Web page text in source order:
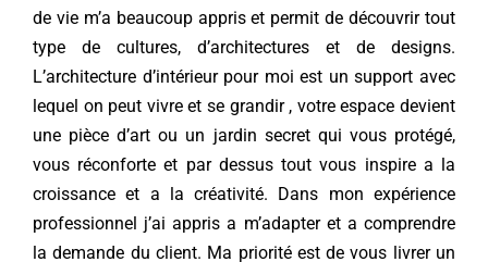
de vie m’a beaucoup appris et permit de découvrir tout
type de cultures, d’architectures et de designs.
L’architecture d’intérieur pour moi est un support avec
lequel on peut vivre et se grandir , votre espace devient
une pièce d’art ou un jardin secret qui vous protégé,
vous réconforte et par dessus tout vous inspire a la
croissance et a la créativité. Dans mon expérience
professionnel j’ai appris a m’adapter et a comprendre
la demande du client. Ma priorité est de vous livrer un